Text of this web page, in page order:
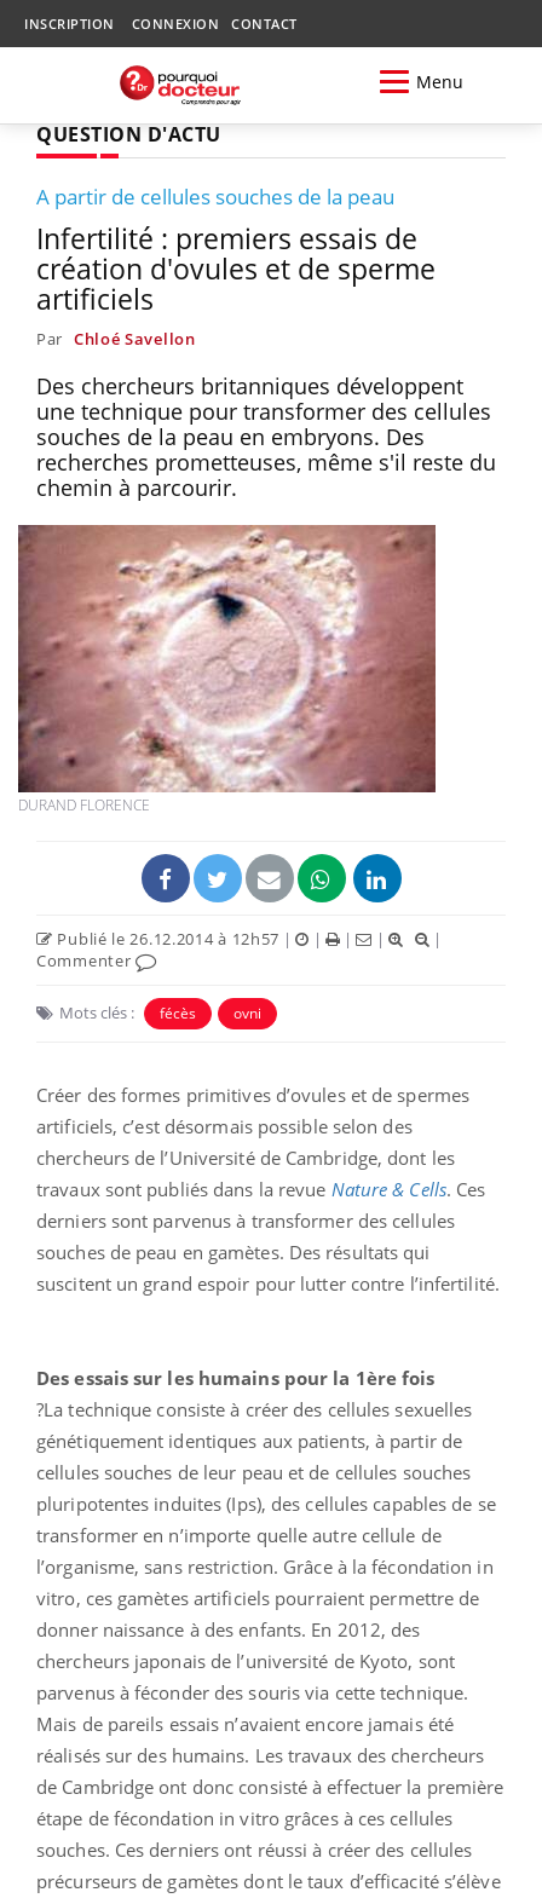
INSCRIPTION CONNEXION CONTACT
Menu
QUESTION D'ACTU
A partir de cellules souches de la peau
Infertilité : premiers essais de
création d'ovules et de sperme
artificiels
Par Chloé Savellon
Des chercheurs britanniques développent
une technique pour transformer des cellules
souches de la peau en embryons. Des
recherches prometteuses, même s'il reste du
chemin à parcourir.
DURAND FLORENCE
Publié le 26.12.2014 à 12h57 | | | |
|
Commenter
Mots clés : fécès ovni
Créer des formes primitives d’ovules et de spermes
artificiels, c’est désormais possible selon des
chercheurs de l’Université de Cambridge, dont les
travaux sont publiés dans la revue Nature & Cells. Ces
derniers sont parvenus à transformer des cellules
souches de peau en gamètes. Des résultats qui
suscitent un grand espoir pour lutter contre l’infertilité.
Des essais sur les humains pour la 1ère fois
?La technique consiste à créer des cellules sexuelles
génétiquement identiques aux patients, à partir de
cellules souches de leur peau et de cellules souches
pluripotentes induites (Ips), des cellules capables de se
transformer en n’importe quelle autre cellule de
l’organisme, sans restriction. Grâce à la fécondation in
vitro, ces gamètes artificiels pourraient permettre de
donner naissance à des enfants. En 2012, des
chercheurs japonais de l’université de Kyoto, sont
parvenus à féconder des souris via cette technique.
Mais de pareils essais n’avaient encore jamais été
réalisés sur des humains. Les travaux des chercheurs
de Cambridge ont donc consisté à effectuer la première
étape de fécondation in vitro grâces à ces cellules
souches. Ces derniers ont réussi à créer des cellules
précurseurs de gamètes dont le taux d’efficacité s’élève